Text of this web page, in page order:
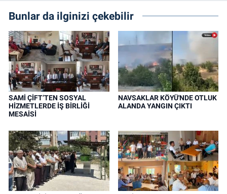
Bunlar da ilginizi çekebilir
SAMİ ÇİFT’TEN SOSYAL
HİZMETLERDE İŞ BİRLİĞİ
MESAİSİ
NAVSAKLAR KÖYÜ'NDE OTLUK
ALANDA YANGIN ÇIKTI